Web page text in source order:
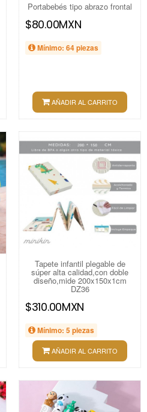
Portabebés tipo abrazo frontal
$80.00MXN
Mínimo: 64 piezas
AÑADIR AL CARRITO
Tapete infantil plegable de
súper alta calidad,con doble
diseño,mide 200x150x1cm
DZ36
$310.00MXN
Mínimo: 5 piezas
AÑADIR AL CARRITO